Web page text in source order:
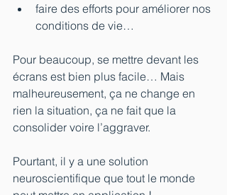
faire des efforts pour améliorer nos
conditions de vie…
Pour beaucoup, se mettre devant les
écrans est bien plus facile… Mais
malheureusement, ça ne change en
rien la situation, ça ne fait que la
consolider voire l’aggraver.
Pourtant, il y a une solution
neuroscientifique que tout le monde